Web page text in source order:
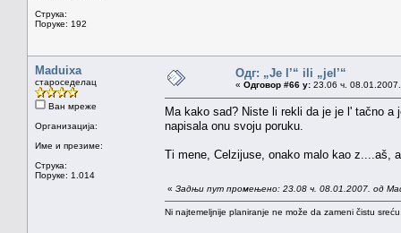
Струка:
Поруке: 192
Maduixa
староседелац
Ван мреже
Организација:
Име и презиме:
Струка:
Поруке: 1.014
Одг: „Je l’“ ili „jel’“
« Одговор #66 у: 23.06 ч.
Ma kako sad? Niste li rekli da je je l' tačno
napisala onu svoju poruku.
Ti mene, Celzijuse, onako malo kao z....aš,
« Задњи пут промењено: 23.08 ч. 08.01.2007. од
Ni najtemeljnije planiranje ne može da zameni čistu